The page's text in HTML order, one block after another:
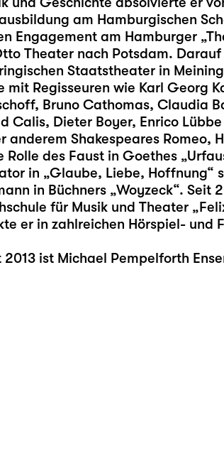
am Hamburgischen
Engagement am Hamburger
Theater nach Potsdam.
Staatstheater in
mit Regisseuren wie Karl Georg
Bruno Cathomas, Claudia
Calis, Dieter Boyer, Enrico
anderem Shakespeares Romeo,
Rolle des Faust in Goethes
in „Glaube, Liebe, Hoffnung“
in Büchners „Woyzeck“.
für Musik und Theater
er in zahlreichen Hörspiel- und
2013 ist Michael Pempelforth